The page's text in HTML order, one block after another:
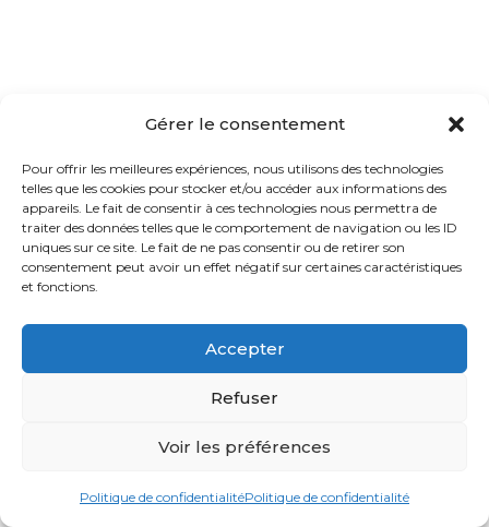
Gérer le consentement
Pour offrir les meilleures expériences, nous utilisons des technologies
telles que les cookies pour stocker et/ou accéder aux informations des
appareils. Le fait de consentir à ces technologies nous permettra de
traiter des données telles que le comportement de navigation ou les ID
uniques sur ce site. Le fait de ne pas consentir ou de retirer son
consentement peut avoir un effet négatif sur certaines caractéristiques
et fonctions.
Accepter
Refuser
Voir les préférences
Politique de confidentialitéPolitique de confidentialité